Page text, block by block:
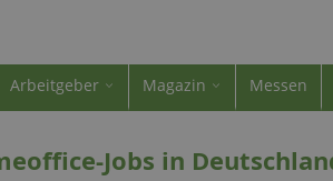
Arbeitgeber Magazin Messen
Jobs in